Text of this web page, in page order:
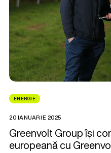
ENERGIE
20 IANUARIE 2025
Greenvolt Group își
europeană cu